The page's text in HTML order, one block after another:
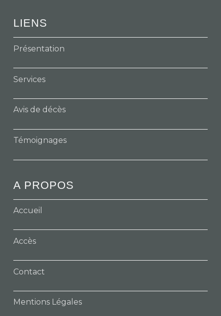
LIENS
Présentation
Services
Avis de décès
Témoignages
A PROPOS
Accueil
Accès
Contact
Mentions Légales